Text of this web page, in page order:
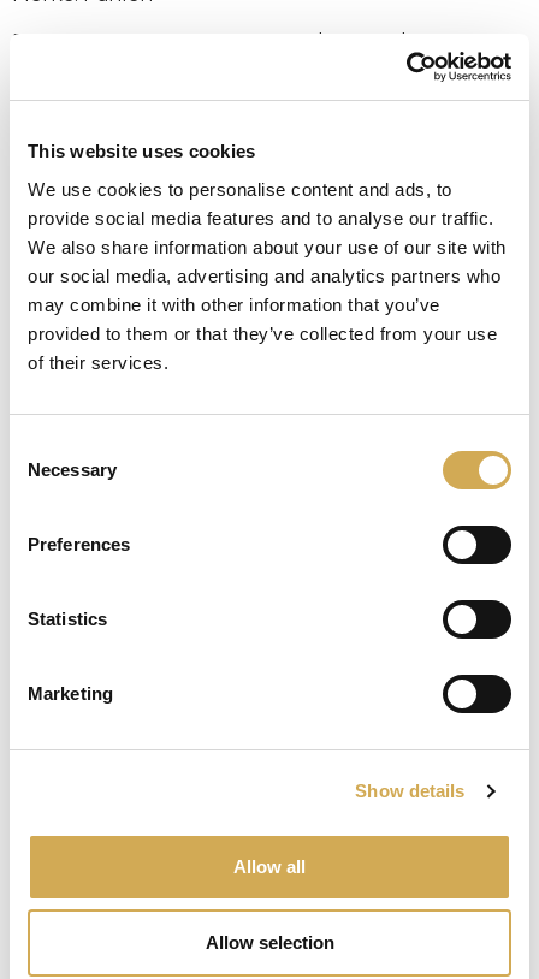
This website uses cookies
We use cookies to personalise content and ads, to
provide social media features and to analyse our traffic.
We also share information about your use of our site with
our social media, advertising and analytics partners who
may combine it with other information that you’ve
provided to them or that they’ve collected from your use
of their services.
Selection
Necessary
Preferences
Statistics
Marketing
Show details
Allow all
Allow selection
Bassengpumpe WaterVISE med pumpehus og
pumpehjul i optimal konstruksjon, designet for å
sikre best mulig energieffektivitet og stillegående
mekanisk tetning og termoplastisk forfilter sikrer
lang levetid.
Bronse pumpehus, rustfri syrefast
stålpumpeaksel og termoplastisk
forfilter.
Forfilteret til WaterVISE har et lett avtakbart,
om det er rusk i silkurven.
Fleksibel og kompakt installasjon med opptil syv
ulike innløpsposisjoner. 2″ kobling.
Ikke egnet dersom du ønsker å bruke saltvann i
• Høykvalitets motorer
Tegning pumper WaterVISE, EcoVISE, FloVISE